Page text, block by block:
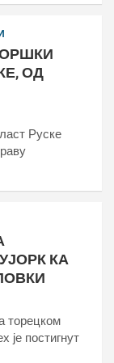
ОД
Руске
КА
торецком
је постигнут